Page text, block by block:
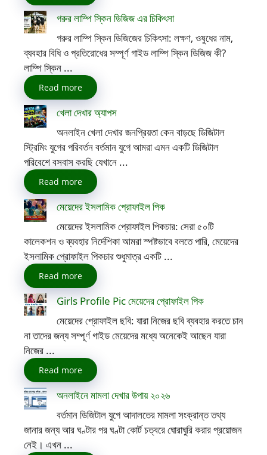
গরুর লাম্পি স্কিন ডিজিজ এর চিকিৎসা
গরুর লাম্পি স্কিন ডিজিজের চিকিৎসা: লক্ষণ, ওষুধের নাম,
ব্যবহার বিধি ও প্রতিরোধের সম্পূর্ণ গাইড লাম্পি স্কিন ডিজিজ কী?
লাম্পি স্কিন ...
Read more
খেলা দেখার অ্যাপস
অনলাইন খেলা দেখার জনপ্রিয়তা কেন বাড়ছে ডিজিটাল
স্ট্রিমিং যুগের পরিবর্তন বর্তমান যুগে আমরা এমন একটি ডিজিটাল
পরিবেশে বসবাস করছি যেখানে ...
Read more
মেয়েদের ইসলামিক প্রোফাইল পিক
মেয়েদের ইসলামিক প্রোফাইল পিকচার: সেরা ৫০টি
কালেকশন ও ব্যবহার নির্দেশিকা আমরা স্পষ্টভাবে বলতে পারি, মেয়েদের
ইসলামিক প্রোফাইল পিকচার শুধুমাত্র একটি ...
Read more
Girls Profile Pic মেয়েদের প্রোফাইল পিক
মেয়েদের প্রোফাইল ছবি: যারা নিজের ছবি ব্যবহার করতে চান
না তাদের জন্য সম্পূর্ণ গাইড মেয়েদের মধ্যে অনেকেই আছেন যারা
নিজের ...
Read more
অনলাইনে মামলা দেখার উপায় ২০২৬
বর্তমান ডিজিটাল যুগে আদালতের মামলা সংক্রান্ত তথ্য
জানার জন্য আর ঘণ্টার পর ঘণ্টা কোর্ট চত্বরে ঘোরাঘুরি করার প্রয়োজন
নেই। এখন ...